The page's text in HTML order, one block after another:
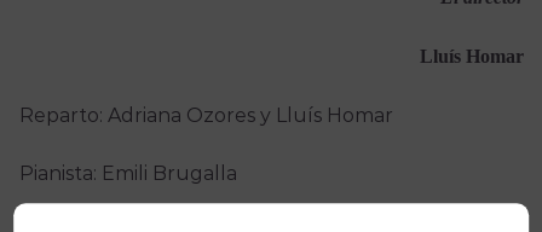
Lluís Homar
Reparto: Adriana Ozores y Lluís Homar
Pianista: Emili Brugalla